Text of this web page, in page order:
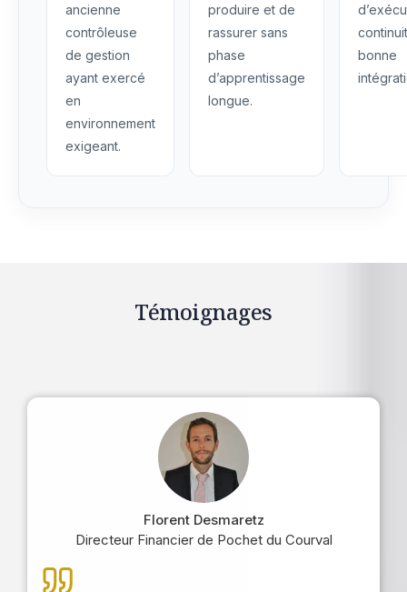
ancienne
contrôleuse
de gestion
ayant exercé
en
environnement
exigeant.
produire et de
rassurer sans
phase
d’apprentissage
longue.
bonne
Témoignages
Florent Desmaretz
Directeur Financier de Pochet du Courval